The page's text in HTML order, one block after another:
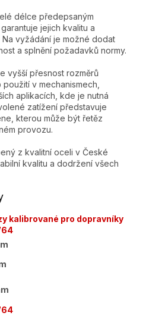
délce předepsaným
jejich kvalitu a
vyžádání je možné dodat
a splnění požadavků normy.
vyšší přesnost rozměrů
v mechanismech,
aplikacích, kde je nutná
zatížení představuje
kterou může být řetěz
provozu.
z kvalitní oceli v České
kvalitu a dodržení všech
kalibrované pro dopravníky